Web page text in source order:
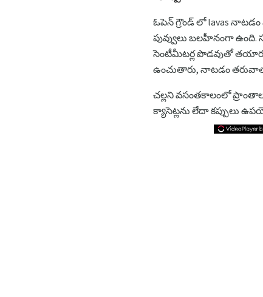
ఓపెన్ గ్రౌండ్ లో lavas
పువ్వులు బలహీనంగా ఉంది.
సెంటీమీటర్ల పొడవుతో తయారు
ఉంచుతారు, నాటడం
చల్లని వసంతకాలంలో
క్యాసెట్లను లేదా కప్పులు